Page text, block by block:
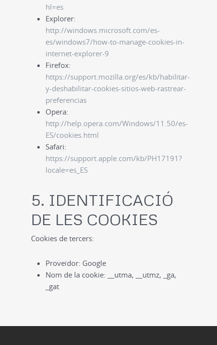
hl=es
Explorer:
http://windows.microsoft.com/es-
es/windows7/how-to-manage-cookies-in-
internet-explorer-9
Firefox:
https://support.mozilla.org/es/kb/habilitar-
y-deshabilitar-cookies-sitios-web-rastrear-
preferencias
Opera:
http://help.opera.com/Windows/11.50/es-
ES/cookies.html
Safari:
https://support.apple.com/kb/PH17191?
locale=es_ES
5. IDENTIFICACIÓ
DE LES COOKIES
Cookies de tercers:
Proveïdor: Google
Nom de la cookie: __utma, __utmz, _ga,
_gat